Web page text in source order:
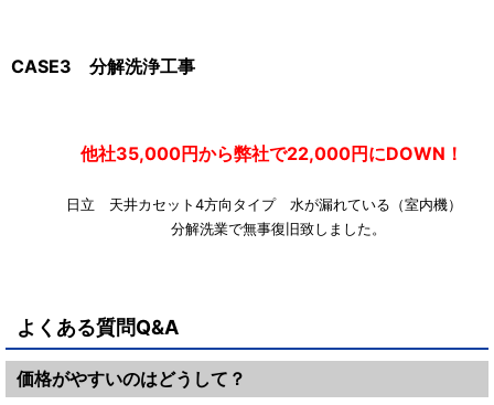
CASE3 分解洗浄工事
他社35,000円から弊社で22,000円にDOWN！
日立 天井カセット4方向タイプ 水が漏れている（室内機
分解洗業で無事復旧致しました。
よくある質問Q&A
価格がやすいのはどうして？